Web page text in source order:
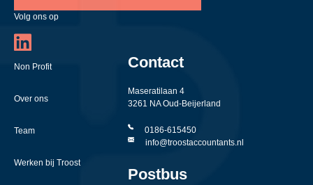
Volg ons op
Non Profit
Over ons
Team
Werken bij Troost
Contact
Maseratilaan 4
3261 NA Oud-Beijerland
0186-615450
info@troostaccountants.nl
Postbus